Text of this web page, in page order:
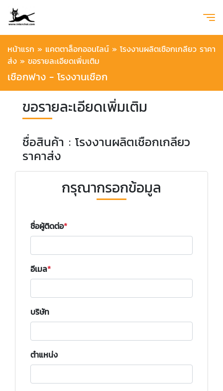
หน้าแรก » แคตตาล็อกออนไลน์ » โรงงานผลิตเชือกเกลียว ราคา
ส่ง » ขอรายละเอียดเพิ่มเติม
เชือกฟาง - โรงงานเชือก
ขอรายละเอียดเพิ่มเติม
ชื่อสินค้า : โรงงานผลิตเชือกเกลียว
ราคาส่ง
กรุณากรอกข้อมูล
ชื่อผู้ติดต่อ
อีเมล
บริษัท
ตำแหน่ง